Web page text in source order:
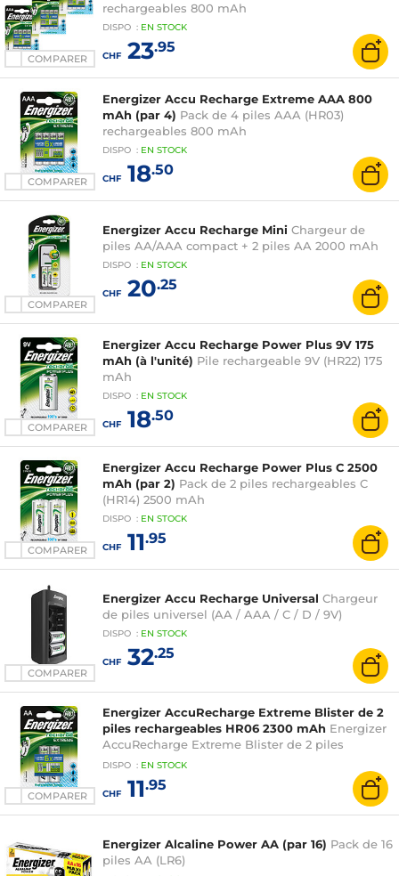
COMPARER
rechargeables 800 mAh
DISPO : EN STOCK
CHF23.95
COMPARER
Energizer Accu Recharge Extreme AAA 800
mAh (par 4) Pack de 4 piles AAA (HR03)
rechargeables 800 mAh
DISPO : EN STOCK
CHF18.50
COMPARER
Energizer Accu Recharge Mini Chargeur de
piles AA/AAA compact + 2 piles AA 2000 mAh
DISPO : EN STOCK
CHF20.25
COMPARER
Energizer Accu Recharge Power Plus 9V 175
mAh (à l'unité) Pile rechargeable 9V (HR22) 175
mAh
DISPO : EN STOCK
CHF18.50
COMPARER
Energizer Accu Recharge Power Plus C 2500
mAh (par 2) Pack de 2 piles rechargeables C
(HR14) 2500 mAh
DISPO : EN STOCK
CHF11.95
COMPARER
Energizer Accu Recharge Universal Chargeur
de piles universel (AA / AAA / C / D / 9V)
DISPO : EN STOCK
CHF32.25
COMPARER
Energizer AccuRecharge Extreme Blister de 2
piles rechargeables HR06 2300 mAh Energizer
AccuRecharge Extreme Blister de 2 piles
rechargeables HR06 2300 mAh
DISPO : EN STOCK
CHF11.95
Energizer Alcaline Power AA (par 16) Pack de 16
piles AA (LR6)